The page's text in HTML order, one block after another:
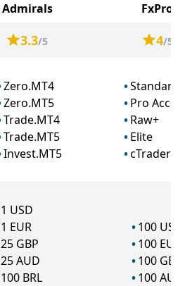
Admirals
FxPro
3.3/5 4/5
Zero.MT4
Zero.MT5
Trade.MT4
Trade.MT5
Invest.MT5
Standard
Pro
Raw+
Elite
cTrader
1 USD
1 EUR
25 GBP
25 AUD
100 BRL
100 USD
100 EUR
100 GBP
100 AUD